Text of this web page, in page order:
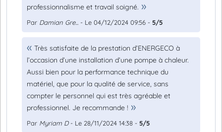
professionnalisme et travail soigné.
Par Damian Gre... - Le 04/12/2024 09:56 - 5/5
Très satisfaite de la prestation d’ENERGECO à
l’occasion d’une installation d’une pompe à chaleur.
Aussi bien pour la performance technique du
matériel, que pour la qualité de service, sans
compter le personnel qui est très agréable et
professionnel. Je recommande !
Par Myriam D- Le 28/11/2024 14:38 - 5/5